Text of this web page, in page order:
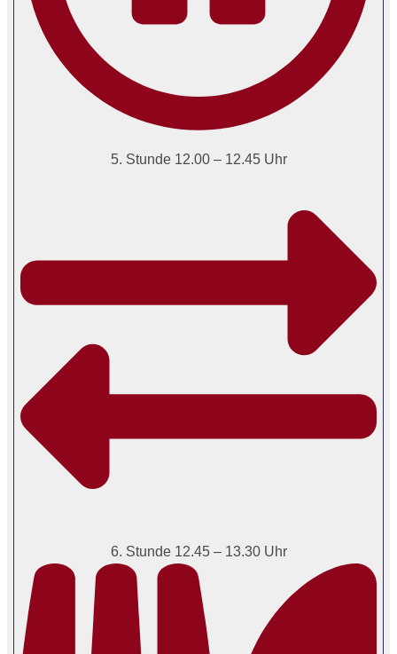
5. Stunde 12.00 – 12.45 Uhr
6. Stunde 12.45 – 13.30 Uhr